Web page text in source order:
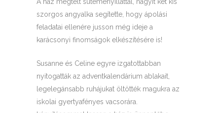
A ház megtelt süteményillattal, nagyit két kis
szorgos angyalka segítette, hogy ápolási
feladatai ellenére jusson még ideje a
karácsonyi finomságok elkészítésére is!
Susanne és Celine egyre izgatottabban
nyitogatták az adventkalendárium ablakait,
legelegánsabb ruhájukat öltötték magukra az
iskolai gyertyafényes vacsorára.